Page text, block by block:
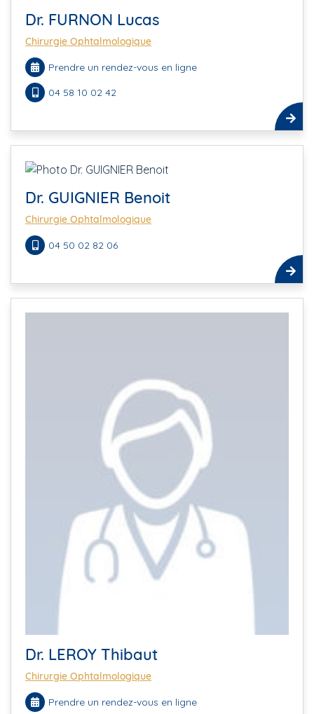
Dr. FURNON Lucas
Chirurgie Ophtalmologique
Prendre un rendez-vous en ligne
04 58 10 02 42
Dr. GUIGNIER Benoit
Chirurgie Ophtalmologique
04 50 02 82 06
Dr. LEROY Thibaut
Chirurgie Ophtalmologique
Prendre un rendez-vous en ligne